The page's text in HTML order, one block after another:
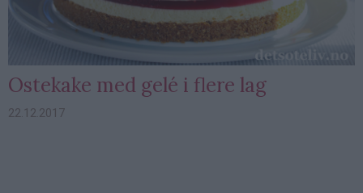
Ostekake med gelé i flere lag
22.12.2017